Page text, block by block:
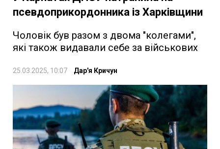
псевдоприкордонника із Харківщини
Чоловік був разом з двома "колегами",
які також видавали себе за військових
25.03.2025, 10:07 Дар'я Кричун